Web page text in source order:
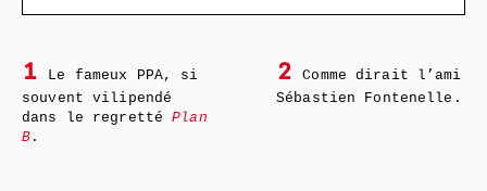
1
Le fameux PPA, si
souvent vilipendé
dans le regrettéPlan
B .
2
Comme dirait l’ami
Sébastien Fontenelle.